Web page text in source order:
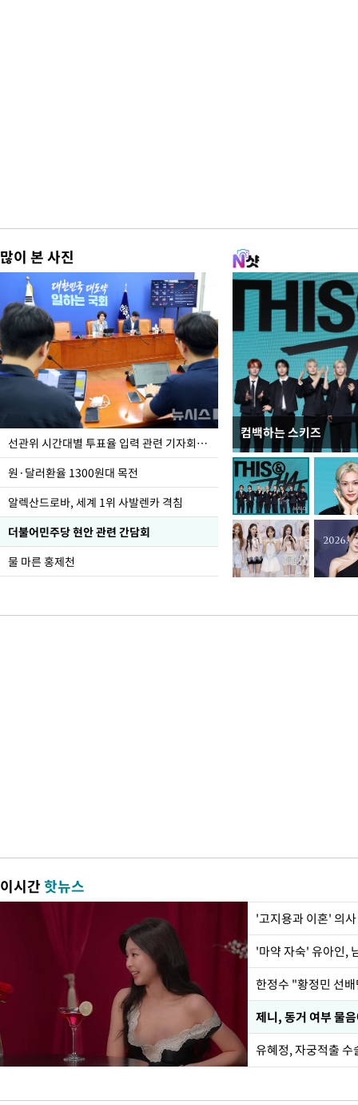
많이 본 사진
선관위 시간대별 투표율 입력 관련 기자회견하는 주진우 의원
원·달러환율 1300원대 목전
알렉산드로바, 세계 1위 사발렌카 격침
더불어민주당 현안 관련 간담회
물 마른 홍제천
컴백하는 스키즈
주유소 기름값 12주
이시간핫뉴스
'고지용과 이혼' 의
'마약 자숙' 유아인,
제니, 동거 여부 물
유혜정, 자궁적출